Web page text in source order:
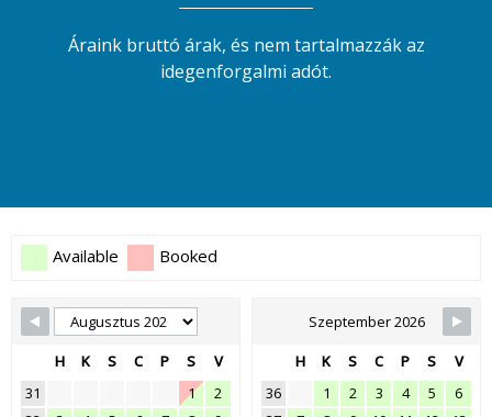
Áraink bruttó árak, és nem tartalmazzák az
idegenforgalmi adót.
Available Booked
H K S C P S
V
31
1
2
Szeptember 2026
H
K S C P S
V
36
1 2 3 4 5
6